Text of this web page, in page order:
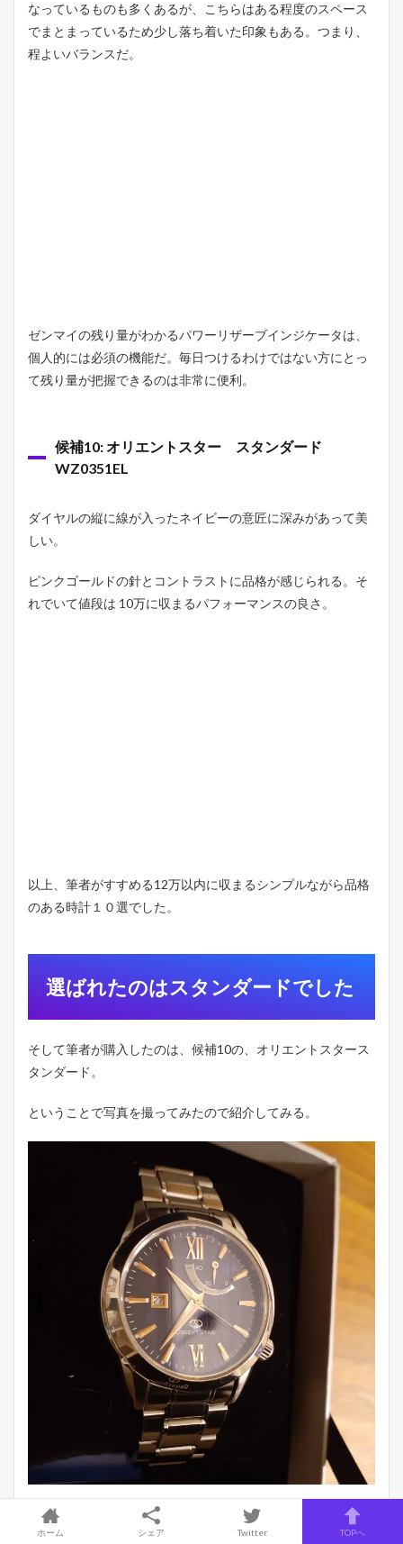
なっているものも多くあるが、こちらはある程度のスペース
でまとまっているため少し落ち着いた印象もある。つまり、
程よいバランスだ。
ゼンマイの残り量がわかるパワーリザーブインジケータは、
個人的には必須の機能だ。毎日つけるわけではない方にとっ
て残り量が把握できるのは非常に便利。
候補10: オリエントスター スタンダード
WZ0351EL
ダイヤルの縦に線が入ったネイビーの意匠に深みがあって美
しい。
ピンクゴールドの針とコントラストに品格が感じられる。そ
れでいて値段は 10万に収まるパフォーマンスの良さ。
以上、筆者がすすめる12万以内に収まるシンプルながら品格
のある時計１０選でした。
選ばれたのはスタンダードでした
そして筆者が購入したのは、候補10の、オリエントスタース
タンダード。
ということで写真を撮ってみたので紹介してみる。
透明感のあるサファイアガラス。
ホーム シェア Twitter TOPへ